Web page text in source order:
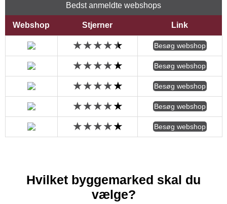
Bedst anmeldte webshops
Webshop Stjerner Link
Besøg webshop
Besøg webshop
Besøg webshop
Besøg webshop
Besøg webshop
Hvilket byggemarked skal du
vælge?